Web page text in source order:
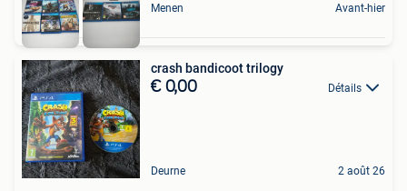
Menen Avant-hier
crash bandicoot trilogy
€ 0,00 Détails
Deurne 2 août 26